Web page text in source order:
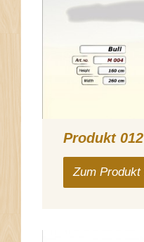
Produkt 012
Zum Produkt